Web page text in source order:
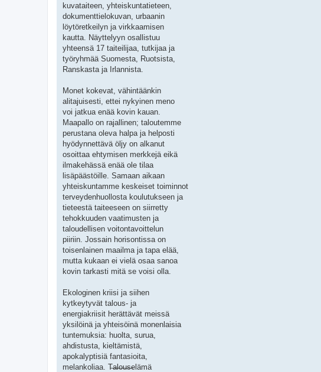
kuvataiteen, yhteiskuntatieteen,
dokumenttielokuvan, urbaanin
löytöretkeilyn ja virkkaamisen
kautta. Näyttelyyn osallistuu
yhteensä 17 taiteilijaa, tutkijaa ja
työryhmää Suomesta, Ruotsista,
Ranskasta ja Irlannista.
Monet kokevat, vähintäänkin
alitajuisesti, ettei nykyinen meno
voi jatkua enää kovin kauan.
Maapallo on rajallinen; taloutemme
perustana oleva halpa ja helposti
hyödynnettävä öljy on alkanut
osoittaa ehtymisen merkkejä eikä
ilmakehässä enää ole tilaa
lisäpäästöille. Samaan aikaan
yhteiskuntamme keskeiset toiminnot
terveydenhuollosta koulutukseen ja
tieteestä taiteeseen on siirretty
tehokkuuden vaatimusten ja
taloudellisen voitontavoittelun
piiriin. Jossain horisontissa on
toisenlainen maailma ja tapa elää,
mutta kukaan ei vielä osaa sanoa
kovin tarkasti mitä se voisi olla.
Ekologinen kriisi ja siihen
kytkeytyvät talous- ja
energiakriisit herättävät meissä
yksilöinä ja yhteisöinä monenlaisia
tuntemuksia: huolta, surua,
ahdistusta, kieltämistä,
apokalyptisiä fantasioita,
melankoliaa. T̶a̶l̶o̶u̶s̶elämä